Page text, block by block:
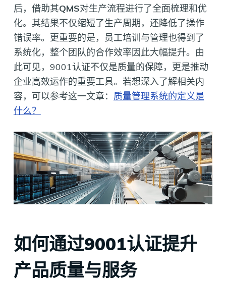
后，借助其QMS对生产流程进行了全面梳理和优
化。其结果不仅缩短了生产周期，还降低了操作
错误率。更重要的是，员工培训与管理也得到了
系统化，整个团队的合作效率因此大幅提升。由
此可见，9001认证不仅是质量的保障，更是推动
企业高效运作的重要工具。若想深入了解相关内
容，可以参考这一文章： 质量管理系统的定义是
什么？
如何通过9001认证提升
产品质量与服务